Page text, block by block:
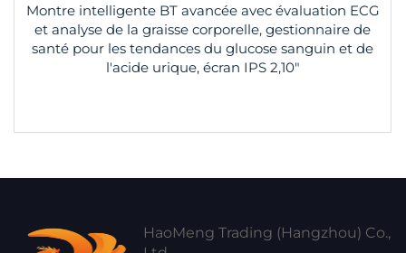
Montre intelligente BT avancée avec évaluation ECG
et analyse de la graisse corporelle, gestionnaire de
santé pour les tendances du glucose sanguin et de
l'acide urique, écran IPS 2,10"
HaoMeng Trading (Hangzhou) Co.,